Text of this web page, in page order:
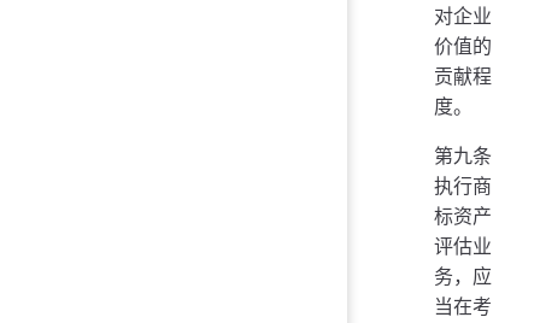
对企业
价值的
贡献程
度。
第九条
执行商
标资产
评估业
务，应
当在考